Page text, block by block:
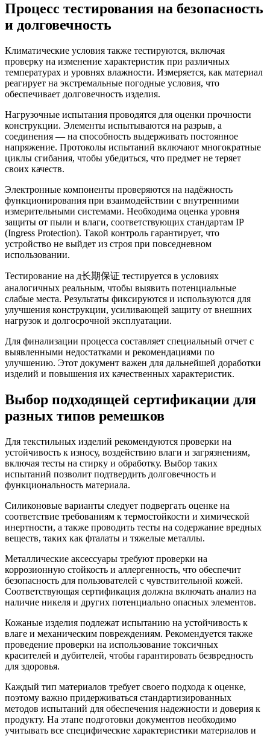
Процесс тестирования на безопасность
и долговечность
Климатические условия также тестируются, включая
проверку на изменение характеристик при различных
температурах и уровнях влажности. Измеряется, как материал
реагирует на экстремальные погодные условия, что
обеспечивает долговечность изделия.
Нагрузочные испытания проводятся для оценки прочности
конструкции. Элементы испытываются на разрыв, а
соединения — на способность выдерживать постоянное
напряжение. Протоколы испытаний включают многократные
циклы сгибания, чтобы убедиться, что предмет не теряет
своих качеств.
Электронные компоненты проверяются на надёжность
функционирования при взаимодействии с внутренними
измерительными системами. Необходима оценка уровня
защиты от пыли и влаги, соответствующих стандартам IP
(Ingress Protection). Такой контроль гарантирует, что
устройство не выйдет из строя при повседневном
использовании.
Тестирование на д长期保证 тестируется в условиях
аналогичных реальным, чтобы выявить потенциальные
слабые места. Результаты фиксируются и используются для
улучшения конструкции, усиливающей защиту от внешних
нагрузок и долгосрочной эксплуатации.
Для финализации процесса составляет специальный отчет с
выявленными недостатками и рекомендациями по
улучшению. Этот документ важен для дальнейшей доработки
изделий и повышения их качественных характеристик.
Выбор подходящей сертификации для
разных типов ремешков
Для текстильных изделий рекомендуются проверки на
устойчивость к износу, воздействию влаги и загрязнениям,
включая тесты на стирку и обработку. Выбор таких
испытаний позволит подтвердить долговечность и
функциональность материала.
Силиконовые варианты следует подвергать оценке на
соответствие требованиям к термостойкости и химической
инертности, а также проводить тесты на содержание вредных
веществ, таких как фталаты и тяжелые металлы.
Металлические аксессуары требуют проверки на
коррозионную стойкость и аллергенность, что обеспечит
безопасность для пользователей с чувствительной кожей.
Соответствующая сертификация должна включать анализ на
наличие никеля и других потенциально опасных элементов.
Кожаные изделия подлежат испытанию на устойчивость к
влаге и механическим повреждениям. Рекомендуется также
проведение проверки на использование токсичных
красителей и дубителей, чтобы гарантировать безвредность
для здоровья.
Каждый тип материалов требует своего подхода к оценке,
поэтому важно придерживаться стандартизированных
методов испытаний для обеспечения надежности и доверия к
продукту. На этапе подготовки документов необходимо
учитывать все специфические характеристики материалов и